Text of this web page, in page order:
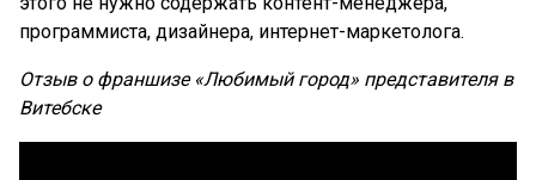
программиста, дизайнера, интернет-маркетолога.
Отзыв о франшизе «Любимый город» представителя в
Витебске